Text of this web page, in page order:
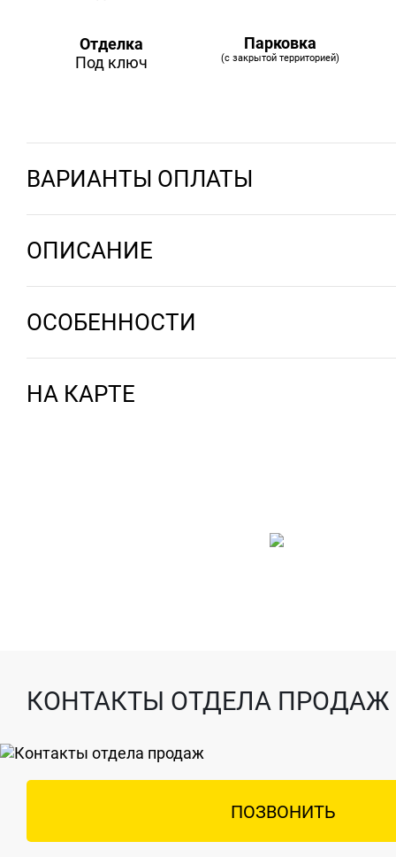
Отделка
Под ключ
Парковка
(с закрытой территорией)
ВАРИАНТЫ ОПЛАТЫ
ОПИСАНИЕ
ОСОБЕННОСТИ
НА КАРТЕ
КОНТАКТЫ ОТДЕЛА ПРОДАЖ
ПОЗВОНИТЬ